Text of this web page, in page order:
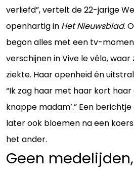
verliefd”, vertelt de 22-jarige
openhartig in Het Nieuwsblad.
begon alles met een tv-
verschijnen in Vive le vélo,
ziekte. Haar openheid én
“Ik zag haar met haar kort haar
knappe madam’.” Een
later ook bloemen na een
het ander.
Geen